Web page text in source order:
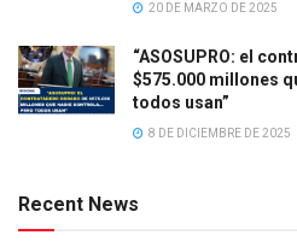
20 DE MARZO DE 2025
“ASOSUPRO: el
$575.000 millones
todos usan”
8 DE DICIEMBRE DE 2025
Recent News